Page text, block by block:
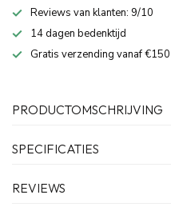
Reviews van klanten: 9/10
14 dagen bedenktijd
Gratis verzending vanaf €150
PRODUCTOMSCHRIJVING
SPECIFICATIES
REVIEWS